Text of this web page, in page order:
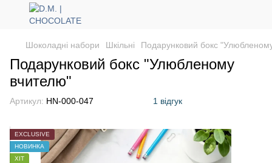
Шоколадні набори Шкільні Подарунковий бокс
Подарунковий бокс "Улюбленому
вчителю"
Артикул: HN-000-047 1 відгук
EXCLUSIVE
НОВИНКА
ХІТ